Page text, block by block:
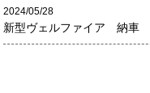
2024/05/28
新型ヴェルファイア 納車